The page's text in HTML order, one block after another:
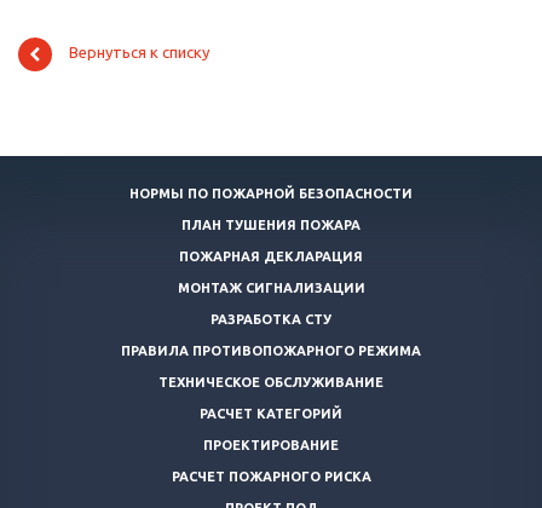
Вернуться к списку
НОРМЫ ПО ПОЖАРНОЙ БЕЗОПАСНОСТИ
ПЛАН ТУШЕНИЯ ПОЖАРА
ПОЖАРНАЯ ДЕКЛАРАЦИЯ
МОНТАЖ СИГНАЛИЗАЦИИ
РАЗРАБОТКА СТУ
ПРАВИЛА ПРОТИВОПОЖАРНОГО РЕЖИМА
ТЕХНИЧЕСКОЕ ОБСЛУЖИВАНИЕ
РАСЧЕТ КАТЕГОРИЙ
ПРОЕКТИРОВАНИЕ
РАСЧЕТ ПОЖАРНОГО РИСКА